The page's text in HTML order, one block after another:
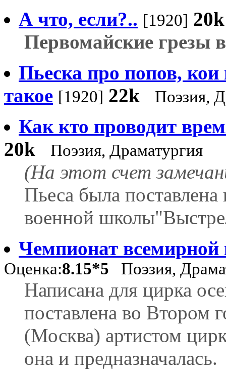
А что, если?.. [1920] 20k
Первомайские грезы
Пьеска про попов,
такое [1920] 22k Поэзия,
Как кто проводит
20k
Поэзия, Драматургия
(На этот счет
Пьеса была поставлена
военной
Чемпионат всемирной
Оценка:8.15*5 Поэзия,
Написана для цирка
поставлена во Втором
(Москва) артистом
она и предназначалась.